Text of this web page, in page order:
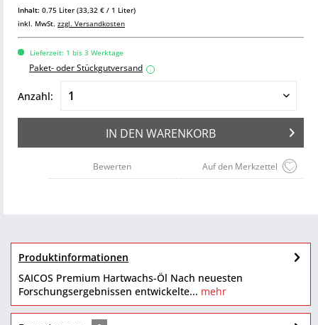
Inhalt: 0.75 Liter (33,32 € / 1 Liter)
inkl. MwSt. zzgl. Versandkosten
Lieferzeit: 1 bis 3 Werktage
Paket- oder Stückgutversand i
Anzahl:
IN DEN WARENKORB
Auf den Merkzettel
Bewerten
Produktinformationen
SAICOS Premium Hartwachs-Öl Nach neuesten
Forschungsergebnissen entwickelte... mehr